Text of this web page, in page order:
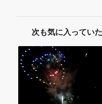
次も気に入ってい